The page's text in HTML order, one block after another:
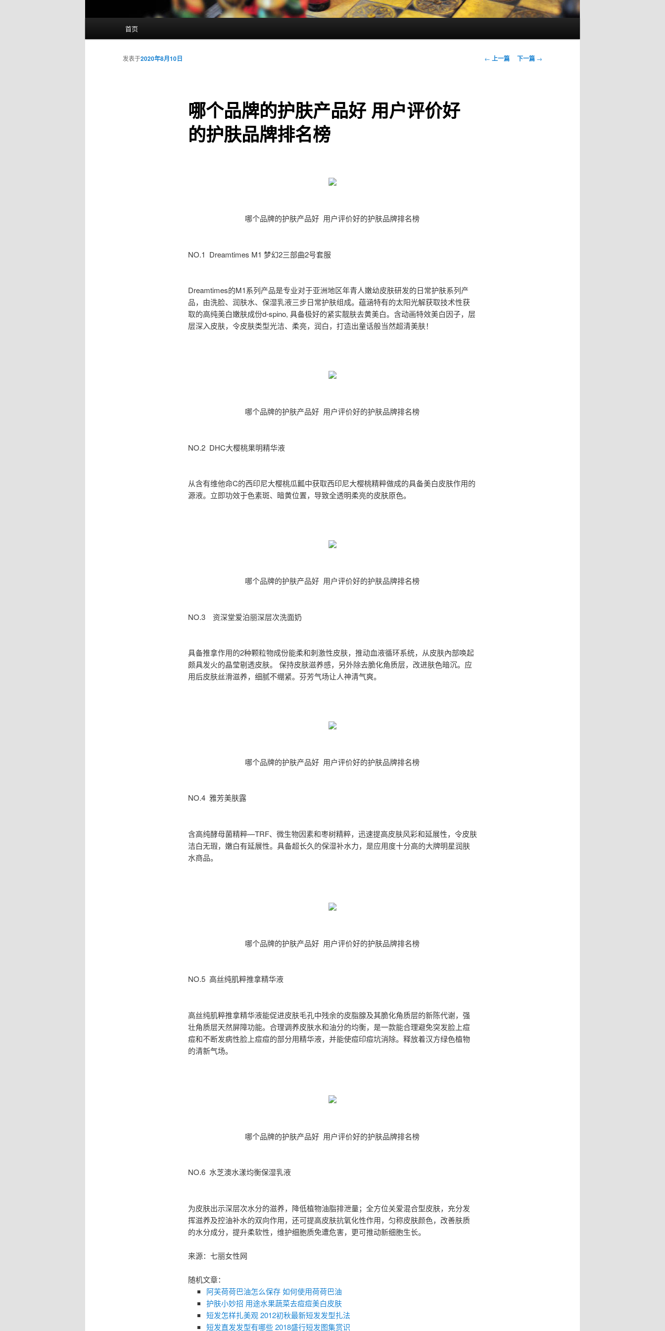
首页
文
← 上一篇 下一篇 →
哪个品牌的护肤产品好 用户评价好
的护肤品牌排名榜
发表于2020年8月10日
哪个品牌的护肤产品好 用户评价好的护肤品牌排名榜
NO.1 Dreamtimes M1 梦幻2三部曲2号套服
Dreamtimes的M1系列产品是专业对于亚洲地区年青人嫩幼皮肤研发的日常护肤系列产
品，由洗脸、润肤水、保湿乳液三步日常护肤组成。蕴涵特有的太阳光解获取技术性获
取的高纯美白嫩肤成份d-spino, 具备极好的紧实靓肤去黄美白。含动画特效美白因子，层
层深入皮肤，令皮肤类型光洁、柔亮，润白，打造出童话般当然超清美肤！
哪个品牌的护肤产品好 用户评价好的护肤品牌排名榜
NO.2 DHC大樱桃果明精华液
从含有维他命C的西印尼大樱桃瓜瓤中获取西印尼大樱桃精粹做成的具备美白皮肤作用的
源液。立即功效于色素斑、暗黄位置，导致全透明柔亮的皮肤原色。
哪个品牌的护肤产品好 用户评价好的护肤品牌排名榜
NO.3 资深堂爱泊丽深层次洗面奶
具备推拿作用的2种颗粒物成份能柔和刺激性皮肤，推动血液循环系统，从皮肤內部唤起
颇具发火的晶莹剔透皮肤。 保持皮肤滋养感，另外除去脆化角质层，改进肤色暗沉。应
用后皮肤丝滑滋养，细腻不绷紧。芬芳气场让人神清气爽。
哪个品牌的护肤产品好 用户评价好的护肤品牌排名榜
NO.4 雅芳美肤露
含高纯酵母菌精粹—TRF、微生物因素和枣树精粹，迅速提高皮肤风彩和延展性，令皮肤
洁白无瑕，嫩白有延展性。具备超长久的保湿补水力，是应用度十分高的大牌明星润肤
水商品。
哪个品牌的护肤产品好 用户评价好的护肤品牌排名榜
NO.5 高丝纯肌粹推拿精华液
高丝纯肌粹推拿精华液能促进皮肤毛孔中残余的皮脂腺及其脆化角质层的新陈代谢，强
壮角质层天然屏障功能。合理调养皮肤水和油分的均衡，是一款能合理避免突发脸上痘
痘和不断发病性脸上痘痘的部分用精华液，并能使痘印痘坑消除。释放着汉方绿色植物
的清新气场。
哪个品牌的护肤产品好 用户评价好的护肤品牌排名榜
NO.6 水芝澳水漾均衡保湿乳液
为皮肤出示深层次水分的滋养，降低植物油脂排泄量；全方位关爱混合型皮肤，充分发
挥滋养及控油补水的双向作用，还可提高皮肤抗氧化性作用，匀称皮肤颜色，改善肤质
的水分成分，提升柔软性，维护细胞质免遭危害，更可推动新细胞生长。
来源：七丽女性网
随机文章：
阿芙荷荷巴油怎么保存 如何使用荷荷巴油
护肤小妙招 用途水果蔬菜去痘痘美白皮肤
短发怎样扎美观 2012初秋最新短发发型扎法
短发直发发型有哪些 2018盛行短发图集赏识